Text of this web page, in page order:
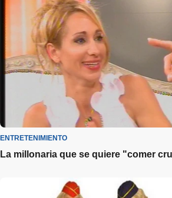
ENTRETENIMIENTO
La millonaria que se quiere "comer